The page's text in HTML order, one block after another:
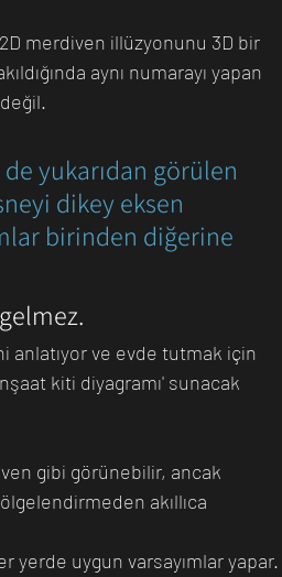
merdiven illüzyonunu 3D bir
aynı numarayı yapan
yukarıdan görülen
dikey eksen
birinden diğerine
anlatıyor ve evde tutmak için
kiti diyagramı' sunacak
gibi görünebilir, ancak
akıllıca
yerde uygun varsayımlar yapar.